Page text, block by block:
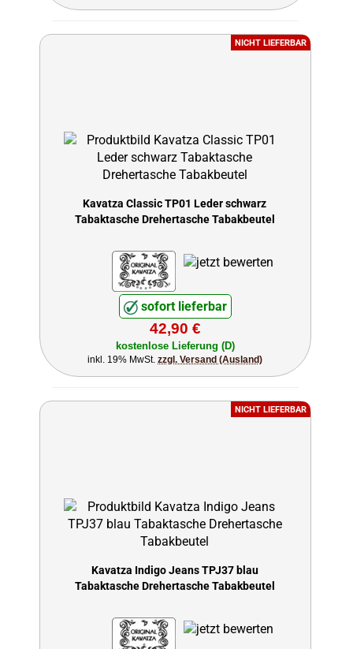
NICHT LIEFERBAR
Kavatza Classic TP01 Leder schwarz
Tabaktasche Drehertasche Tabakbeutel
sofort lieferbar
42,90 €
kostenlose Lieferung (D)
inkl. 19% MwSt.zzgl. Versand (Ausland)
NICHT LIEFERBAR
Kavatza Indigo Jeans TPJ37 blau
Tabaktasche Drehertasche Tabakbeutel